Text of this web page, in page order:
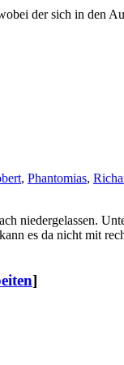
der sich in den
, Phantomias,
niedergelassen.
es da nicht mit
]